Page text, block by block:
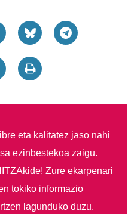
eta kalitatez jaso nahi
ezinbestekoa zaigu.
Zure ekarpenari
tokiko informazio
lagunduko duzu.